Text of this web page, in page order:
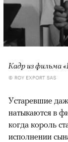
Кадр из фильма
© ROY EXPORT SAS
Устаревшие
натыкаются в
когда король
исполнении